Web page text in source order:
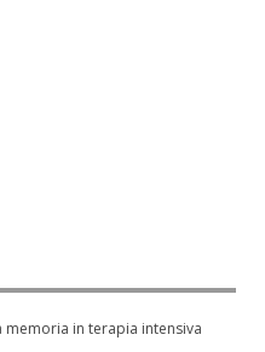
memoria in terapia intensiva